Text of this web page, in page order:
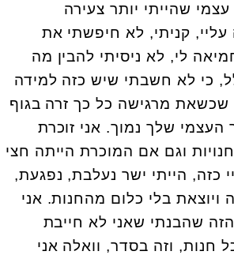
שהייתי יותר צעירה
קניתי, לא חיפשתי את
לי, לא ניסיתי להבין מה
כי לא חשבתי שיש כזה למידה
שכשאת מרגישה כל כך זרה בגוף
שלך נמוך. אני זוכרת
וגם אם המוכרת הייתה חצי
כזה, הייתי ישר נעלבת, נפגעת,
ויוצאת בלי כלום מהחנות. אני
שהבנתי שאני לא חייבת
חנות, וזה בסדר, וואלה אני